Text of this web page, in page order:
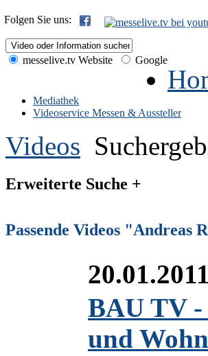
Folgen Sie uns:
messelive.tv Website Google
Mediathek
Videoservice Messen & Aussteller
Videos
Erweiterte Suche +
Passende Videos "Andreas
20.01.2011
BAU TV -
und